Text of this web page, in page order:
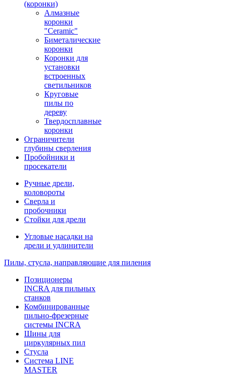
(коронки)
Алмазные
коронки
"Ceramic"
Биметалические
коронки
Коронки для
установки
встроенных
светильников
Круговые
пилы по
дереву
Твердосплавные
коронки
Ограничители
глубины сверления
Пробойники и
просекатели
Ручные дрели,
коловороты
Сверла и
пробочники
Стойки для дрели
Угловые насадки на
дрели и удлинители
Пилы, стусла, направляющие для пиления
Позиционеры
INCRA для пильных
станков
Комбинированные
пильно-фрезерные
системы INCRA
Шины для
циркулярных пил
Стусла
Система LINE
MASTER